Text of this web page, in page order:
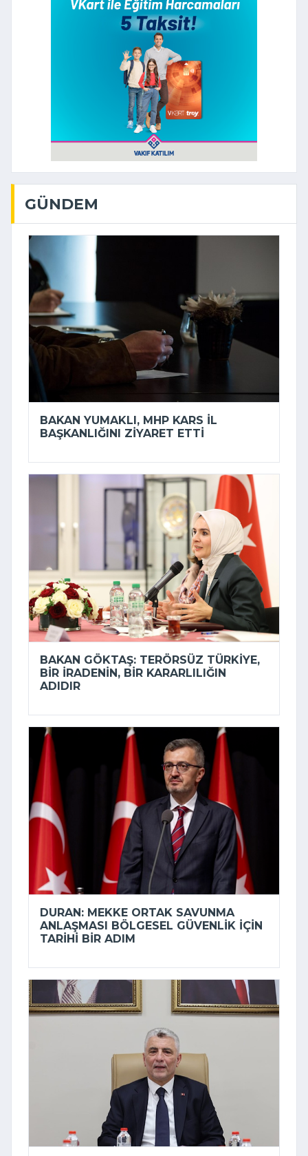
GÜNDEM
BAKAN YUMAKLI, MHP KARS İL
BAŞKANLIĞINI ZIYARET ETTI
BAKAN GÖKTAŞ: TERÖRSÜZ TÜRKIYE,
BIR IRADENIN, BIR KARARLILIĞIN
ADIDIR
DURAN: MEKKE ORTAK SAVUNMA
ANLAŞMASI BÖLGESEL GÜVENLIK IÇIN
TARIHI BIR ADIM